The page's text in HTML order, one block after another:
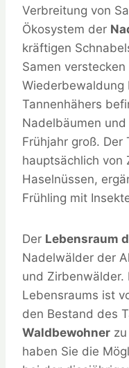
Verbreitung von
Ökosystem der
kräftigen
Samen
Wiederbewaldung
Tannenhähers
Nadelbäumen
Frühjahr groß. Der
hauptsächlich von
Haselnüssen,
Frühling mit
Der Lebensraum
Nadelwälder der
und Zirbenwälder.
Lebensraums ist
den Bestand des
Waldbewohner
haben Sie die